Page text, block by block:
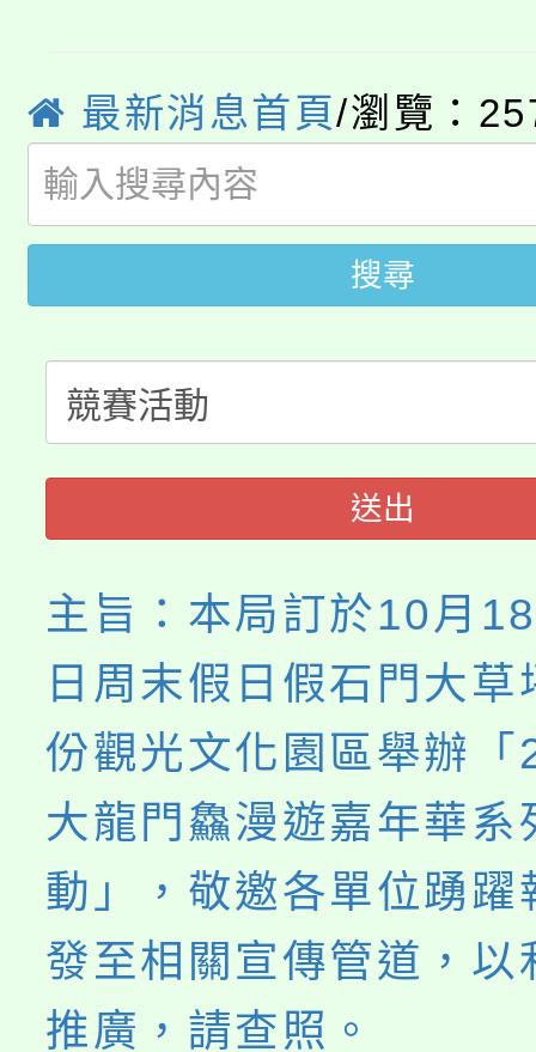
局官網。
8月14至27日，桃園電
開!
115年桃園市運動會8/
田徑場及游泳池舉行。
桃園市低收入戶享有免
視費優惠，中低收入戶
半價優惠，詳情可洽有
者。
大園自造教育及科技中
份教師增能研習
大溪自造教育及科技中
份教師研習
淨零綠生活教案入校路
會
115年食農教育專業人
程
最新消息首頁/瀏覽：
搜尋
送出
主旨：本局訂於10月
日周末假日假石門大草
份觀光文化園區舉辦
大龍門鱻漫遊嘉年華系
動」，敬邀各單位踴躍
發至相關宣傳管道，以
推廣，請查照。